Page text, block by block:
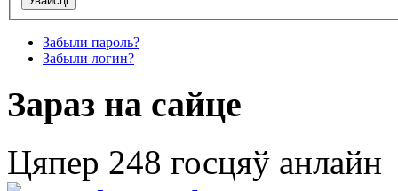
Забыли пароль?
Забыли логин?
Зараз на сайце
Цяпер 248 госцяў анлайн